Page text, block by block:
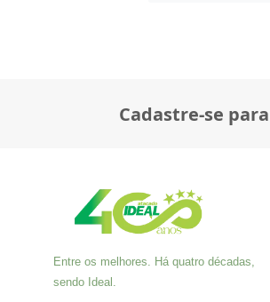
Cadastre-se
Entre os melhores. Há quatro décadas,
sendo Ideal.